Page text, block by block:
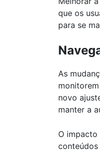
que os
para se
As
novo
manter a
O